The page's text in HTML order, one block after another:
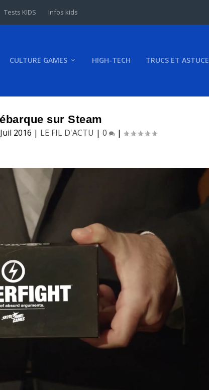
Tests KIDS Infos kids
CULTURE GAMES HIGH-TECH TRUCS ET
sur Steam
2016 | LE FIL D'ACTU |0 |